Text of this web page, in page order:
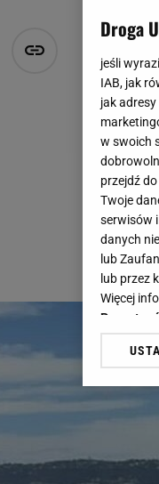
M P
9 kwietnia
Droga
jeśli
IAB, jak
jak
w swoich
przejdź
Twoje
serwisów
danych
lub
lub przez
Więcej
Klikając
plików
My, nasi